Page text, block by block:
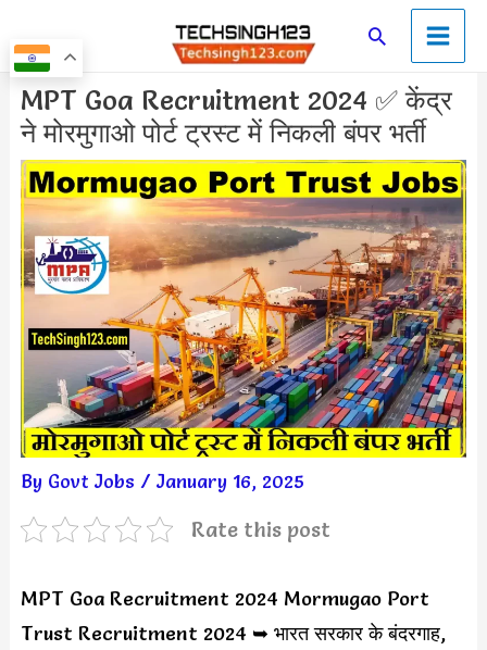
to
content
SearchMain
Menu
MPT Goa Recruitment 2024 ✅ केंद्र
ने मोरमुगाओ पोर्ट ट्रस्ट में निकली बंपर भर्ती
By Govt Jobs / January 16, 2025
Rate this post
MPT Goa Recruitment 2024 Mormugao Port
Trust Recruitment 2024 ➥ भारत सरकार के बंदरगाह,
Post
navigation